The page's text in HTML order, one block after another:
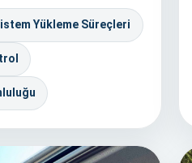
Yükleme Süreçleri